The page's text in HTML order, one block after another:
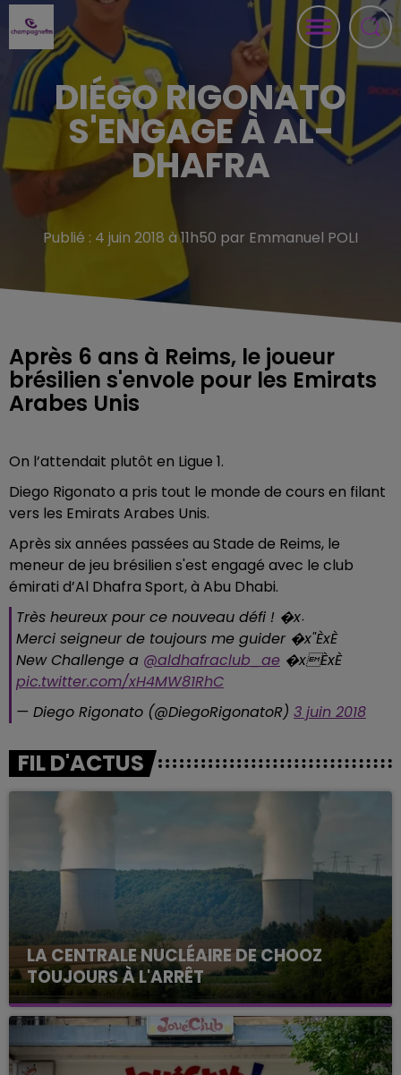
DIÉGO RIGONATO
S'ENGAGE À AL-
DHAFRA
Publié : 4 juin 2018 à 11h50 par Emmanuel POLI
Après 6 ans à Reims, le joueur
brésilien s'envole pour les Emirats
Arabes Unis
On l’attendait plutôt en Ligue 1.
Diego Rigonato a pris tout le monde de cours en filant
vers les Emirats Arabes Unis.
Après six années passées au Stade de Reims, le
meneur de jeu brésilien s'est engagé avec le club
émirati d’Al Dhafra Sport, à Abu Dhabi.
Très heureux pour ce nouveau défi ! �x܁
Merci seigneur de toujours me guider �x"ÈxÈ
New Challenge a @aldhafraclub_ae �xÈxÈ
pic.twitter.com/xH4MW81RhC
— Diego Rigonato (@DiegoRigonatoR) 3 juin 2018
FIL D'ACTUS
LA CENTRALE NUCLÉAIRE DE CHOOZ
TOUJOURS À L'ARRÊT
Cela fait déjà une semaine que la centrale
nucléaire ardennaise est à l'arrêt. Une situation
justifiée par la sécheresse intense qui est toujours
présente.